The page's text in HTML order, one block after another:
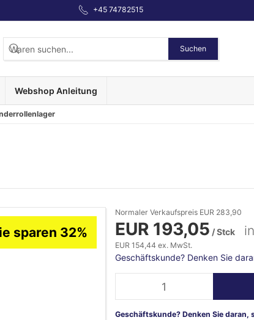
+45 74782515
Suchen
Webshop Anleitung
sparen 32%
Normaler Verkaufspreis EUR 283,90
EUR 193,05 / Stck
EUR 154,44 ex. MwSt.
Geschäftskunde? Denken Sie
Geschäftskunde? Denken Sie daran,